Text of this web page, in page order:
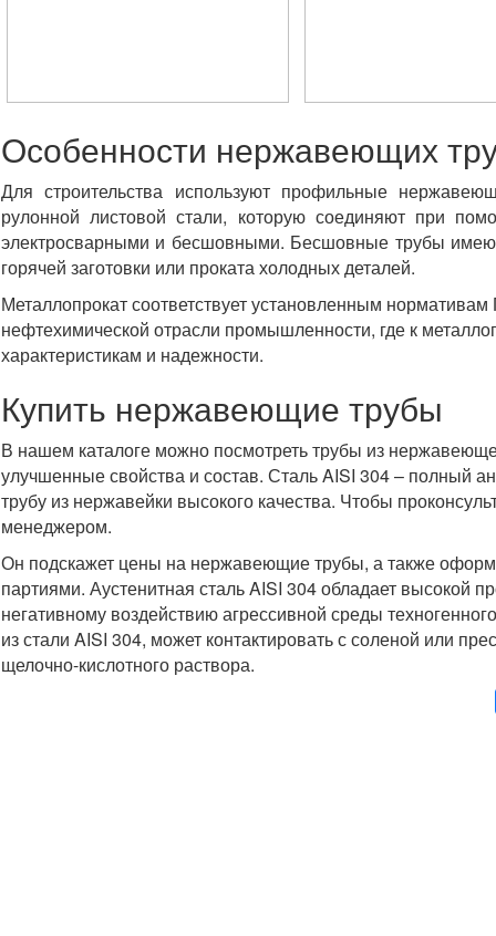
Особенности нержавеющих
Для строительства используют профильные
рулонной листовой стали, которую соединяют при
электросварными и бесшовными. Бесшовные трубы
горячей заготовки или проката холодных деталей.
Металлопрокат соответствует установленным
нефтехимической отрасли промышленности, где к
характеристикам и надежности.
Купить нержавеющие трубы
В нашем каталоге можно посмотреть трубы из
улучшенные свойства и состав. Сталь AISI 304 – полный
трубу из нержавейки высокого качества. Чтобы
менеджером.
Он подскажет цены на нержавеющие трубы, а также
партиями. Аустенитная сталь AISI 304 обладает высокой
негативному воздействию агрессивной среды
из стали AISI 304, может контактировать с соленой или
щелочно-кислотного раствора.